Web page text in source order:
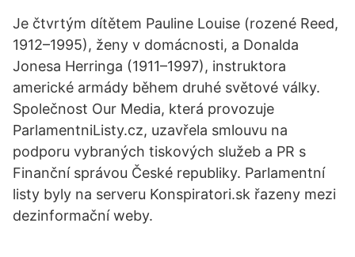
Je čtvrtým dítětem Pauline Louise (rozené Reed,
1912–1995), ženy v domácnosti, a Donalda
Jonesa Herringa (1911–1997), instruktora
americké armády během druhé světové války.
Společnost Our Media, která provozuje
ParlamentniListy.cz, uzavřela smlouvu na
podporu vybraných tiskových služeb a PR s
Finanční správou České republiky. Parlamentní
listy byly na serveru Konspiratori.sk řazeny mezi
dezinformační weby.